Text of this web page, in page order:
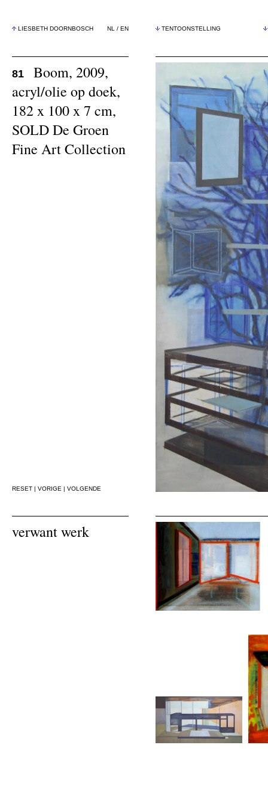
LIESBETH DOORNBOSCH NL / EN TENTOONSTELLING
81
Boom, 2009,
acryl/olie op doek,
182 x 100 x 7 cm,
SOLD De Groen
Fine Art Collection
RESET | VORIGE | VOLGENDE
verwant werk